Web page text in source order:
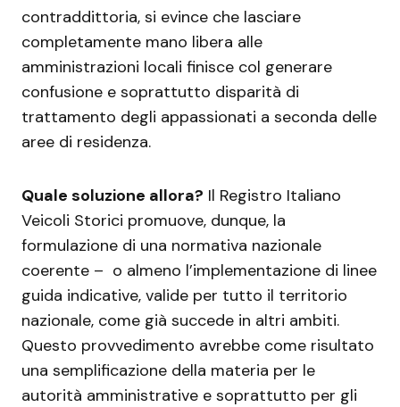
contraddittoria, si evince che lasciare
completamente mano libera alle
amministrazioni locali finisce col generare
confusione e soprattutto disparità di
trattamento degli appassionati a seconda delle
aree di residenza.
Quale soluzione allora? Il Registro Italiano
Veicoli Storici promuove, dunque, la
formulazione di una normativa nazionale
coerente – o almeno l’implementazione di linee
guida indicative, valide per tutto il territorio
nazionale, come già succede in altri ambiti.
Questo provvedimento avrebbe come risultato
una semplificazione della materia per le
autorità amministrative e soprattutto per gli